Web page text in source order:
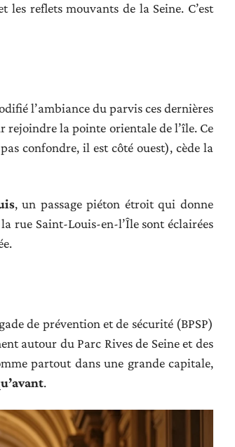
reflets mouvants de la Seine. C’est
l’ambiance du parvis ces dernières
rejoindre la pointe orientale de l’île. Ce
confondre, il est côté ouest), cède la
, un passage piéton étroit qui donne
rue Saint-Louis-en-l’Île sont éclairées
de prévention et de sécurité (BPSP)
autour du Parc Rives de Seine et des
partout dans une grande capitale,
.